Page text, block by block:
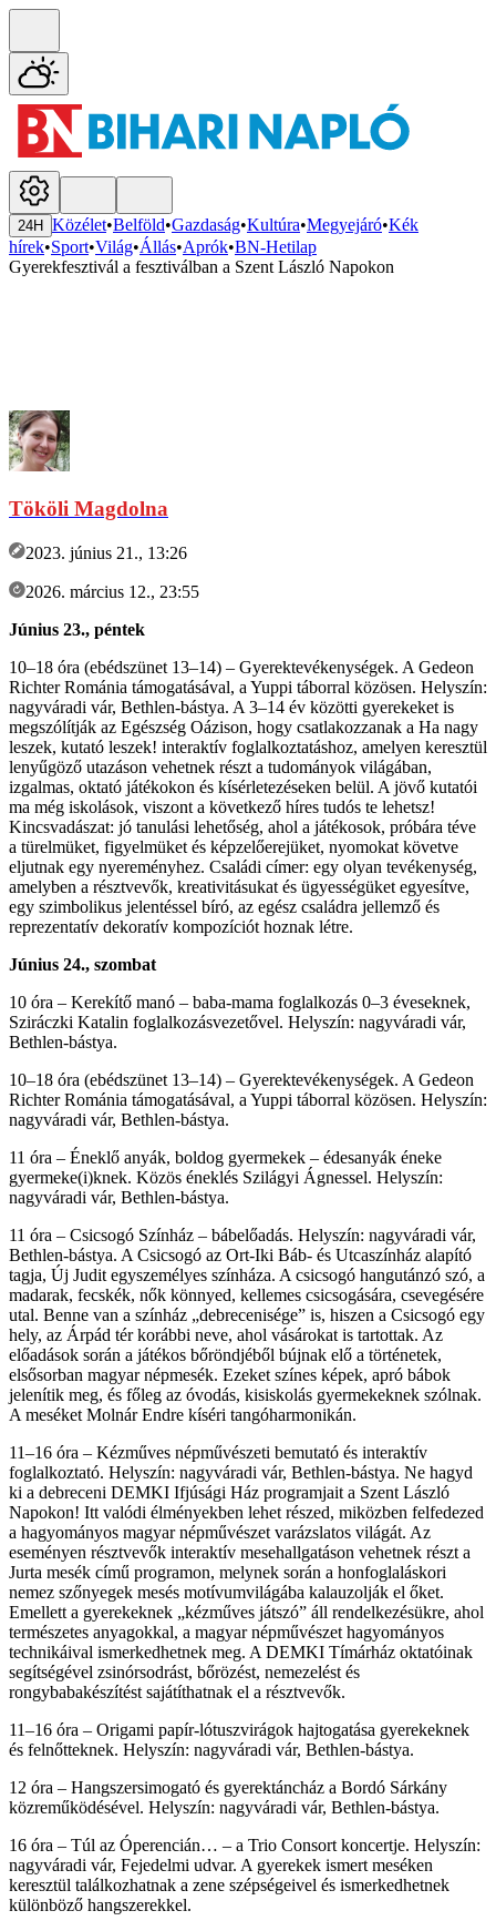
24H Közélet•Belföld•Gazdaság•Kultúra•Megyejáró•Kék
hírek•Sport•Világ•Állás•Aprók•BN-Hetilap
Gyerekfesztivál a fesztiválban a Szent László Napokon
Tököli Magdolna
2023. június 21., 13:26
2026. március 12., 23:55
Június 23., péntek
10–18 óra (ebédszünet 13–14) – Gyerektevékenységek. A Gedeon
Richter Románia támogatásával, a Yuppi táborral közösen. Helyszín:
nagyváradi vár, Bethlen-bástya. A 3–14 év közötti gyerekeket is
megszólítják az Egészség Oázison, hogy csatlakozzanak a Ha nagy
leszek, kutató leszek! interaktív foglalkoztatáshoz, amelyen keresztül
lenyűgöző utazáson vehetnek részt a tudományok világában,
izgalmas, oktató játékokon és kísérletezéseken belül. A jövő kutatói
ma még iskolások, viszont a következő híres tudós te lehetsz!
Kincsvadászat: jó tanulási lehetőség, ahol a játékosok, próbára téve
a türelmüket, figyelmüket és képzelőerejüket, nyomokat követve
eljutnak egy nyereményhez. Családi címer: egy olyan tevékenység,
amelyben a résztvevők, kreativitásukat és ügyességüket egyesítve,
egy szimbolikus jelentéssel bíró, az egész családra jellemző és
reprezentatív dekoratív kompozíciót hoznak létre.
Június 24., szombat
10 óra – Kerekítő manó – baba-mama foglalkozás 0–3 éveseknek,
Sziráczki Katalin foglalkozásvezetővel. Helyszín: nagyváradi vár,
Bethlen-bástya.
10–18 óra (ebédszünet 13–14) – Gyerektevékenységek. A Gedeon
Richter Románia támogatásával, a Yuppi táborral közösen. Helyszín:
nagyváradi vár, Bethlen-bástya.
11 óra – Éneklő anyák, boldog gyermekek – édesanyák éneke
gyermeke(i)knek. Közös éneklés Szilágyi Ágnessel. Helyszín:
nagyváradi vár, Bethlen-bástya.
11 óra – Csicsogó Színház – bábelőadás. Helyszín: nagyváradi vár,
Bethlen-bástya. A Csicsogó az Ort-Iki Báb- és Utcaszínház alapító
tagja, Új Judit egyszemélyes színháza. A csicsogó hangutánzó szó, a
madarak, fecskék, nők könnyed, kellemes csicsogására, csevegésére
utal. Benne van a színház „debrecenisége” is, hiszen a Csicsogó egy
hely, az Árpád tér korábbi neve, ahol vásárokat is tartottak. Az
előadások során a játékos bőröndjéből bújnak elő a történetek,
elsősorban magyar népmesék. Ezeket színes képek, apró bábok
jelenítik meg, és főleg az óvodás, kisiskolás gyermekeknek szólnak.
A meséket Molnár Endre kíséri tangóharmonikán.
11–16 óra – Kézműves népművészeti bemutató és interaktív
foglalkoztató. Helyszín: nagyváradi vár, Bethlen-bástya. Ne hagyd
ki a debreceni DEMKI Ifjúsági Ház programjait a Szent László
Napokon! Itt valódi élményekben lehet részed, miközben felfedezed
a hagyományos magyar népművészet varázslatos világát. Az
eseményen résztvevők interaktív mesehallgatáson vehetnek részt a
Jurta mesék című programon, melynek során a honfoglaláskori
nemez szőnyegek mesés motívumvilágába kalauzolják el őket.
Emellett a gyerekeknek „kézműves játszó” áll rendelkezésükre, ahol
természetes anyagokkal, a magyar népművészet hagyományos
technikáival ismerkedhetnek meg. A DEMKI Tímárház oktatóinak
segítségével zsinórsodrást, bőrözést, nemezelést és
rongybabakészítést sajátíthatnak el a résztvevők.
11–16 óra – Origami papír-lótuszvirágok hajtogatása gyerekeknek
és felnőtteknek. Helyszín: nagyváradi vár, Bethlen-bástya.
12 óra – Hangszersimogató és gyerektáncház a Bordó Sárkány
közreműködésével. Helyszín: nagyváradi vár, Bethlen-bástya.
16 óra – Túl az Óperencián… – a Trio Consort koncertje. Helyszín:
nagyváradi vár, Fejedelmi udvar. A gyerekek ismert meséken
keresztül találkozhatnak a zene szépségeivel és ismerkedhetnek
különböző hangszerekkel.